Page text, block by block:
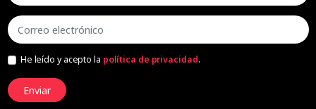
He leído y acepto la política de privacidad.
Enviar